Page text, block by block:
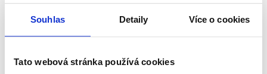
Souhlas Detaily Více o cookies
Tato webová stránka používá cookies
přehled o tom, jaké dezinformace a
nepravdy se zrovna v Česku šíří.
Newsletter WhatsApp